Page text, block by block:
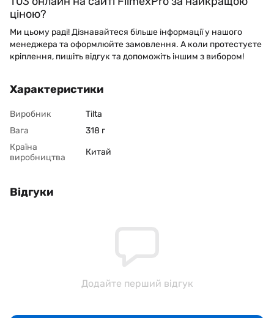
ціною?
Ми цьому раді! Дізнавайтеся більше інформації у нашого
менеджера та оформлюйте замовлення. А коли протестуєте
кріплення, пишіть відгук та допоможіть іншим з вибором!
Характеристики
Виробник
Tilta
Вага
318 г
Країна
виробництва
Китай
Відгуки
Додайте перший відгук